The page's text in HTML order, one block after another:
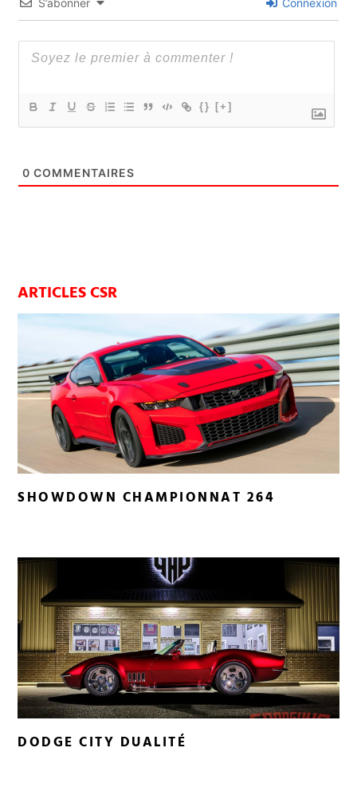
S’abonner Connexion
{} [+]
0 COMMENTAIRES
ARTICLES CSR
SHOWDOWN CHAMPIONNAT 264
DODGE CITY DUALITÉ